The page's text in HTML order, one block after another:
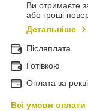
Ви отримаєте
або гроші
Детальніше
Післяплата
Готівкою
Оплата за
Всі умови оплати